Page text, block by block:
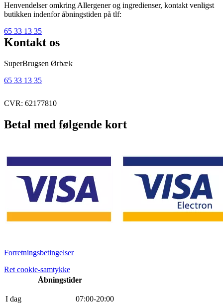
Henvendelser omkring Allergener og ingredienser, kontakt venligst
butikken indenfor åbningstiden på tlf:
65 33 13 35
Kontakt os
SuperBrugsen Ørbæk
65 33 13 35
CVR: 62177810
Betal med følgende kort
Forretningsbetingelser
Ret cookie-samtykke
Åbningstider
I dag 07:00-20:00